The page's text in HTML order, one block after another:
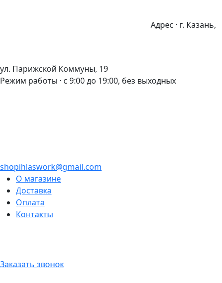
Адрес · г. Казань,
ул. Парижской Коммуны, 19
Режим работы · с 9:00 до 19:00, без выходных
shopihlaswork@gmail.com
О магазине
Доставка
Оплата
Контакты
Заказать звонок